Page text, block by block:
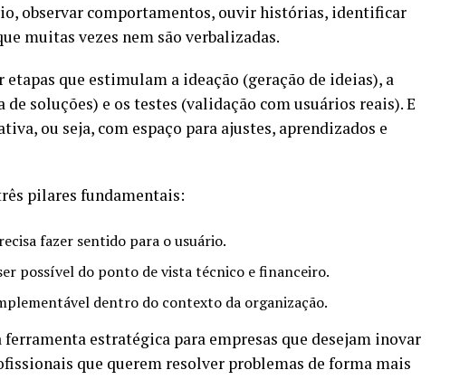
observar comportamentos, ouvir histórias, identificar
muitas vezes nem são verbalizadas.
etapas que estimulam a ideação (geração de ideias), a
soluções) e os testes (validação com usuários reais). E
ou seja, com espaço para ajustes, aprendizados e
pilares fundamentais:
fazer sentido para o usuário.
possível do ponto de vista técnico e financeiro.
dentro do contexto da organização.
estratégica para empresas que desejam inovar
que querem resolver problemas de forma mais